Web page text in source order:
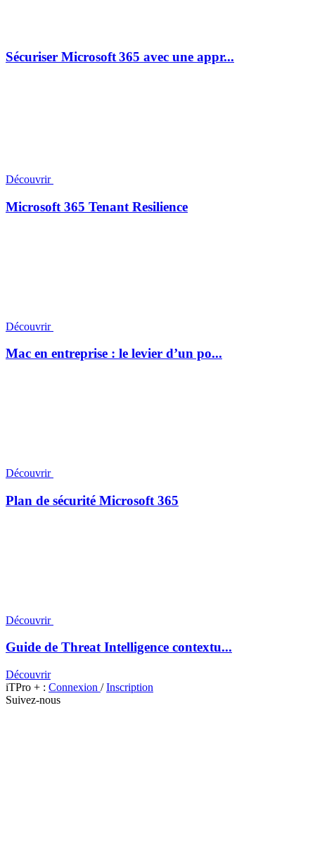
Sécuriser Microsoft 365 avec une appr...
Découvrir
Microsoft 365 Tenant Resilience
Découvrir
Mac en entreprise : le levier d’un po...
Découvrir
Plan de sécurité Microsoft 365
Découvrir
Guide de Threat Intelligence contextu...
Découvrir
iTPro + : Connexion /Inscription
Suivez-nous